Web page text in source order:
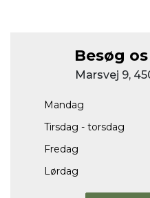
Besøg
Marsvej 9,
Mandag
Tirsdag - torsdag
Fredag
Lørdag